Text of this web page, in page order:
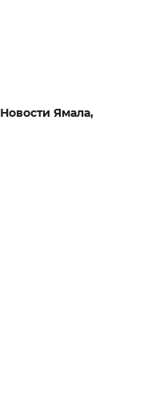
Новости Ямала,